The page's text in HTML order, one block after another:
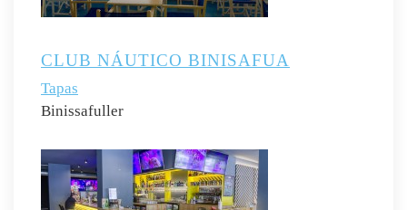
CLUB NÁUTICO BINISAFUA
Tapas
Binissafuller